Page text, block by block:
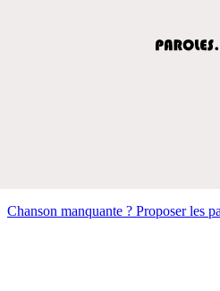
Chanson manquante ? Proposer les